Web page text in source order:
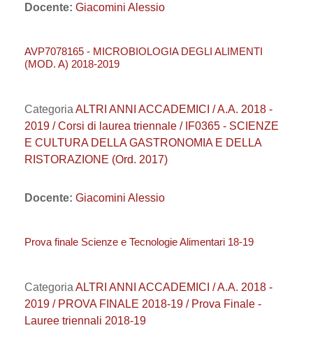
Docente: Giacomini Alessio
AVP7078165 - MICROBIOLOGIA DEGLI ALIMENTI
(MOD. A) 2018-2019
Categoria ALTRI ANNI ACCADEMICI / A.A. 2018 -
2019 / Corsi di laurea triennale / IF0365 - SCIENZE
E CULTURA DELLA GASTRONOMIA E DELLA
RISTORAZIONE (Ord. 2017)
Docente: Giacomini Alessio
Prova finale Scienze e Tecnologie Alimentari 18-19
Categoria ALTRI ANNI ACCADEMICI / A.A. 2018 -
2019 / PROVA FINALE 2018-19 / Prova Finale -
Lauree triennali 2018-19